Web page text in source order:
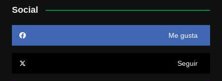
Social
Me gusta
Seguir